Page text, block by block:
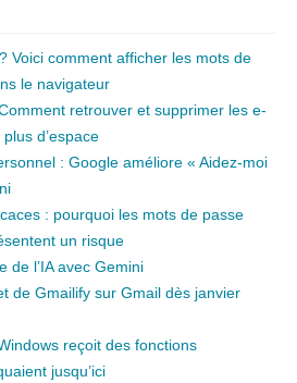
Voici comment afficher les mots de
le navigateur
retrouver et supprimer les e-
d’espace
: Google améliore « Aidez-moi
: pourquoi les mots de passe
un risque
de l’IA avec Gemini
de Gmailify sur Gmail dès janvier
reçoit des fonctions
jusqu’ici